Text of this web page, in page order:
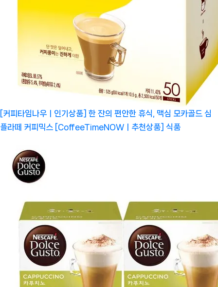
[커피타임나우ㅣ인기상품] 한 잔의 편안한 휴식, 맥심 모카골드 심
플라떼 커피믹스 [CoffeeTimeNOWㅣ추천상품]
식품